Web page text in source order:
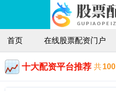
首页 在线股票配资门户
十大配资平台推荐 共100